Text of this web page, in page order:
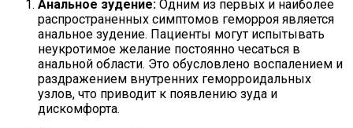
Анальное зудение: Одним из первых и наиболее
распространенных симптомов геморроя является
анальное зудение. Пациенты могут испытывать
неукротимое желание постоянно чесаться в
анальной области. Это обусловлено воспалением и
раздражением внутренних геморроидальных
узлов, что приводит к появлению зуда и
дискомфорта.